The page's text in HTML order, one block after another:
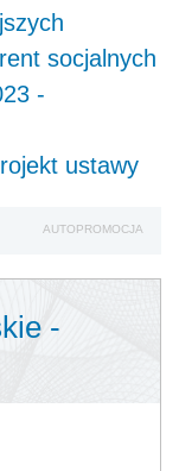
socjalnych
-
ustawy
AUTOPROMOCJA
-